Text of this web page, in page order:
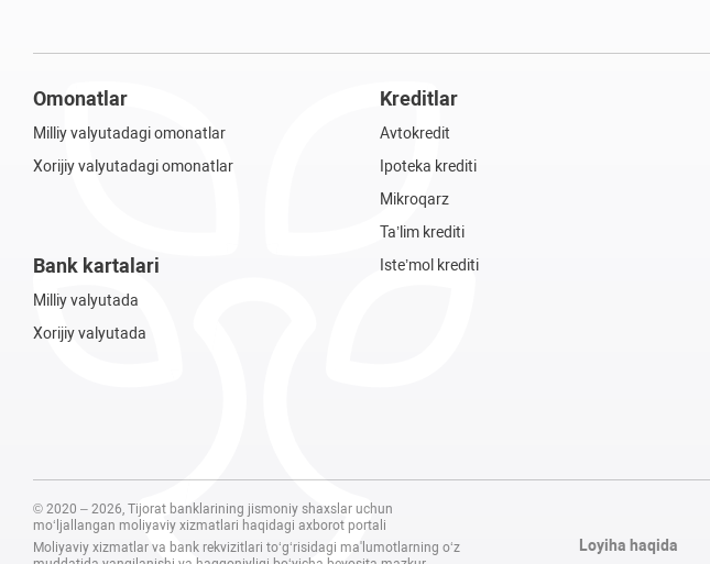
Omonatlar
Milliy valyutadagi omonatlar
Xorijiy valyutadagi omonatlar
Bank kartalari
Milliy valyutada
Xorijiy valyutada
Kreditlar
Avtokredit
Ipoteka krediti
Mikroqarz
Ta’lim krediti
Iste’mol krediti
© 2020 – 2026, Tijorat banklarining jismoniy shaxslar uchun
mo‘ljallangan moliyaviy xizmatlari haqidagi axborot portali
Moliyaviy xizmatlar va bank rekvizitlari to‘g‘risidagi ma'lumotlarning o‘z
Loyiha haqida